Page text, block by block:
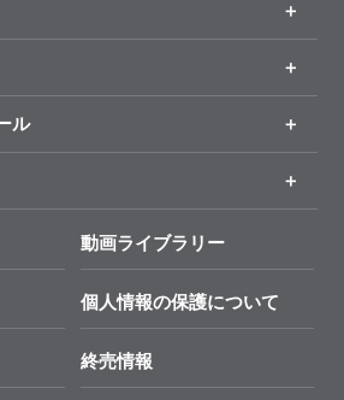
のお知らせ
ル
スメ
ド
ト
動画ライブラリー
個人情報の保護について
終売情報